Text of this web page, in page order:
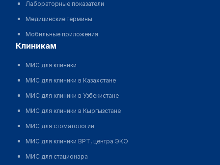
Лабораторные показатели
Медицинские термины
Мобильные приложения
клиникам
МИС для клиники
МИС для клиники в Казахстане
МИС для клиники в Узбекистане
МИС для клиники в Кыргызстане
МИС для стоматологии
МИС для клиники ВРТ, центра ЭКО
МИС для стационара